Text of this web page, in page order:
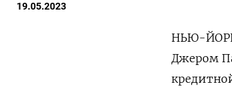
19.05.2023
НЬЮ-
Джером